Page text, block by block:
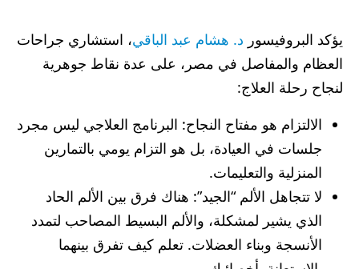
يؤكد البروفيسور د. هشام عبد الباقي، استشاري جراحات
العظام والمفاصل في مصر، على عدة نقاط جوهرية
لنجاح رحلة العلاج:
الالتزام هو مفتاح النجاح: البرنامج العلاجي ليس مجرد
جلسات في العيادة، بل هو التزام يومي بالتمارين
المنزلية والتعليمات.
لا تتجاهل الألم “الجيد”: هناك فرق بين الألم الحاد
الذي يشير لمشكلة، والألم البسيط المصاحب لتمدد
الأنسجة وبناء العضلات. تعلم كيف تفرق بينهما